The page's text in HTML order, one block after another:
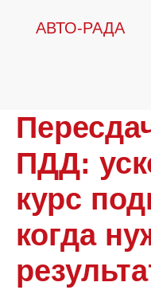
АВТО-РАДА
ПДД:
курс
когда